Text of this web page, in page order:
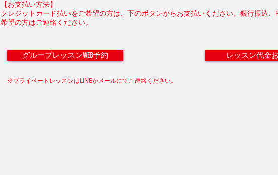
【お支払い方法】
クレジットカード払いをご希望の方は、下のボタンからお支払いください。 銀行振込、
希望の方はご連絡ください。
グループレッスンWEB予約
※​プライベートレッスンはLINEかメールにてご連絡ください。
レッスン代金